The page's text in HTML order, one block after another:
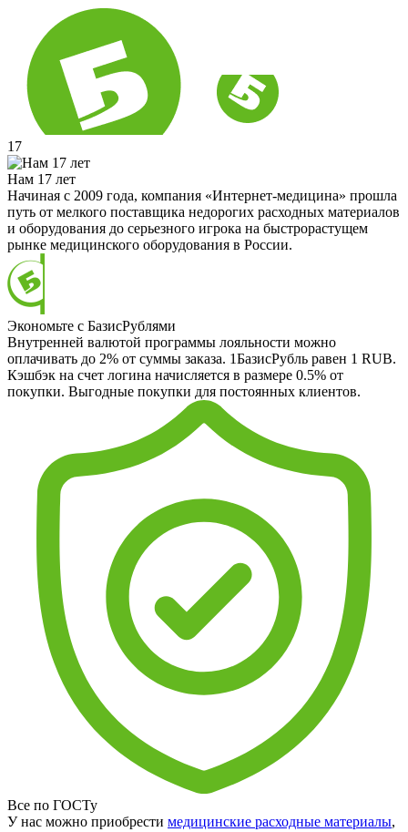
17
Нам 17 лет
Начиная с 2009 года, компания «Интернет-медицина» прошла
путь от мелкого поставщика недорогих расходных материалов
и оборудования до серьезного игрока на быстрорастущем
рынке медицинского оборудования в России.
Экономьте с БазисРублями
Внутренней валютой программы лояльности можно
оплачивать до 2% от суммы заказа. 1БазисРубль равен 1 RUB.
Кэшбэк на счет логина начисляется в размере 0.5% от
покупки. Выгодные покупки для постоянных клиентов.
Все по ГОСТу
У нас можно приобрести медицинские расходные материалы,